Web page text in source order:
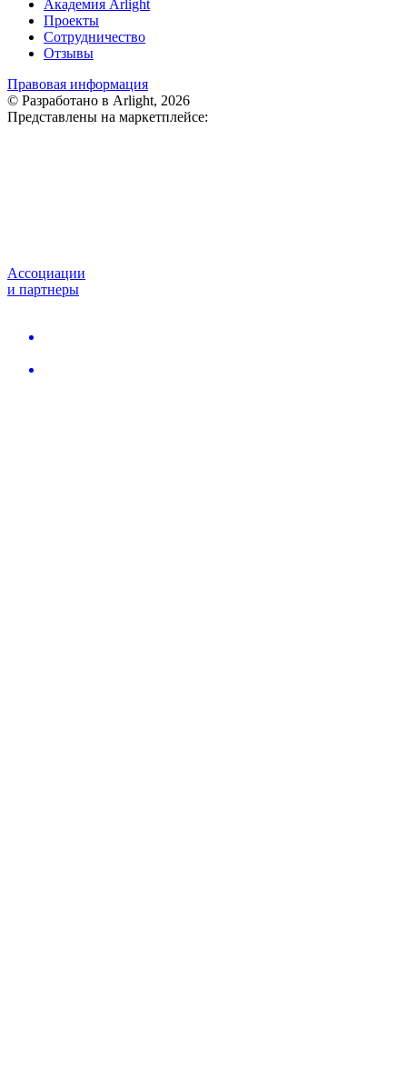
Академия Arlight
Проекты
Сотрудничество
Отзывы
Правовая информация
© Разработано в Arlight, 2026
Представлены на маркетплейсе:
Ассоциации
и партнеры